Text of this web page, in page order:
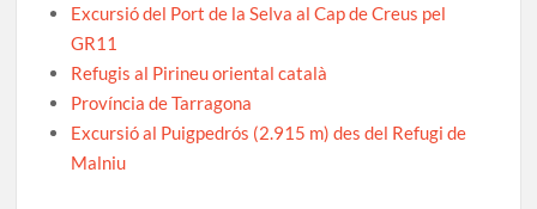
Excursió del Port de la Selva al Cap de Creus pel
GR11
Refugis al Pirineu oriental català
Província de Tarragona
Excursió al Puigpedrós (2.915 m) des del Refugi de
Malniu